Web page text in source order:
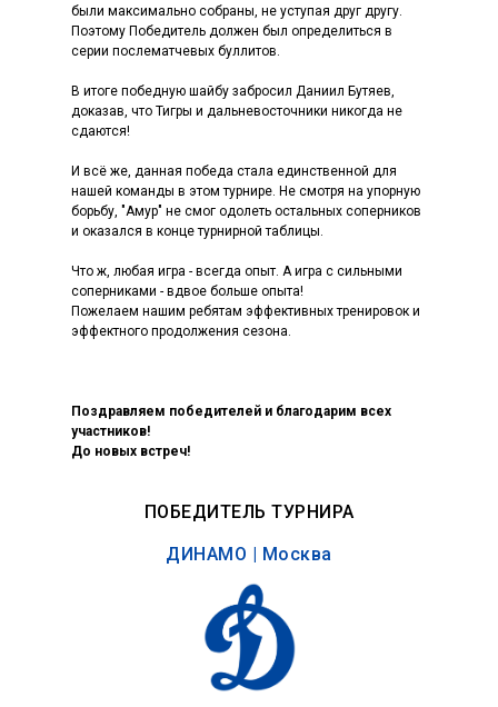
были максимально собраны, не уступая друг другу.
Поэтому Победитель должен был определиться в
серии послематчевых буллитов.
В итоге победную шайбу забросил Даниил Бутяев,
доказав, что Тигры и дальневосточники никогда не
сдаются!
И всё же, данная победа стала единственной для
нашей команды в этом турнире. Не смотря на упорную
борьбу, "Амур" не смог одолеть остальных соперников
и оказался в конце турнирной таблицы.
Что ж, любая игра - всегда опыт. А игра с сильными
соперниками - вдвое больше опыта!
Пожелаем нашим ребятам эффективных тренировок и
эффектного продолжения сезона.
Поздравляем победителей и благодарим всех
участников!
До новых встреч!
ПОБЕДИТЕЛЬ ТУРНИРА
ДИНАМО | Москва